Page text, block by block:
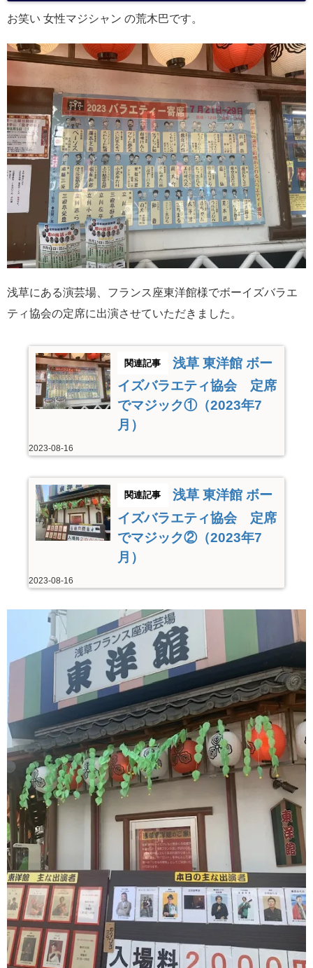
お笑い 女性マジシャン の荒木巴です。
浅草にある演芸場、フランス座東洋館様でボーイズバラエ
ティ協会の定席に出演させていただきました。
浅草 東洋館 ボー
イズバラエティ協会 定席
でマジック①（2023年7
月）
2023-08-16
浅草 東洋館 ボー
イズバラエティ協会 定席
でマジック②（2023年7
月）
2023-08-16